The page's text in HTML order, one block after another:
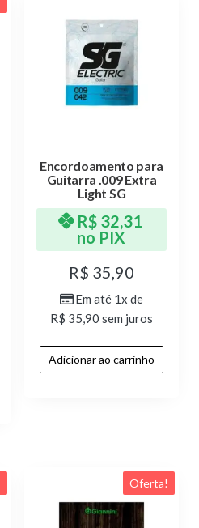
Encordoamento para
Guitarra .009 Extra
Light SG
R$ 35,90
Em até 1x de
R$ 35,90 sem juros
R$32,31
no PIX
Adicionar ao carrinho
Oferta!